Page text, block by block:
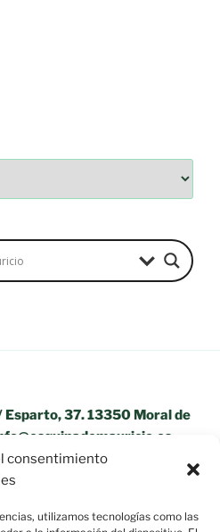
consentimiento
utilizamos tecnologías como las
Esparto, 37. 13350 Moral de